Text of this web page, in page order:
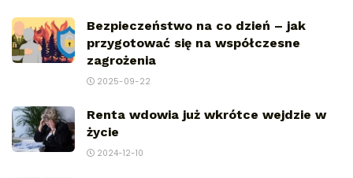
Bezpieczeństwo na co dzień – jak
przygotować się na współczesne
zagrożenia
2025-09-22
Renta wdowia już wkrótce wejdzie w
życie
2024-12-10